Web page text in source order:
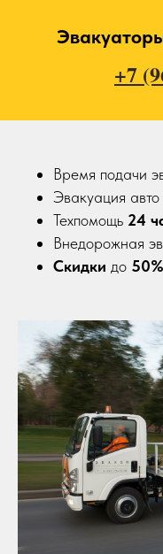
+7
Время подачи
Эвакуация
Техпомощь 24
Внедорожная
Скидки до 50%